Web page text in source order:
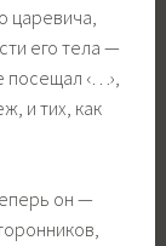
царевича,
его тела —
посещал ‹…›,
и тих, как
он —